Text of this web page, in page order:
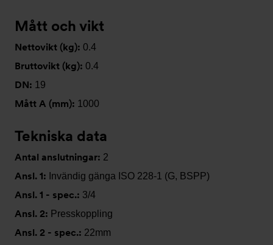
Mått och vikt
Nettovikt (kg): 0.4
Bruttovikt (kg): 0.4
DN: 19
Mått A (mm): 1000
Tekniska data
Antal anslutningar: 2
Ansl. 1: Invändig gänga ISO 228-1 (G, BSPP)
Ansl. 1 - spec.: 3/4
Ansl. 2: Presskoppling
Ansl. 2 - spec.: 22mm